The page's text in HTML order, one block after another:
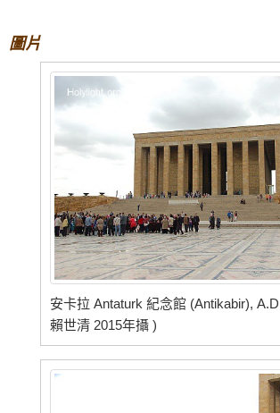
圖片
安卡拉 Antaturk 紀念館 (Antikabir),
賴世清 2015年攝 )